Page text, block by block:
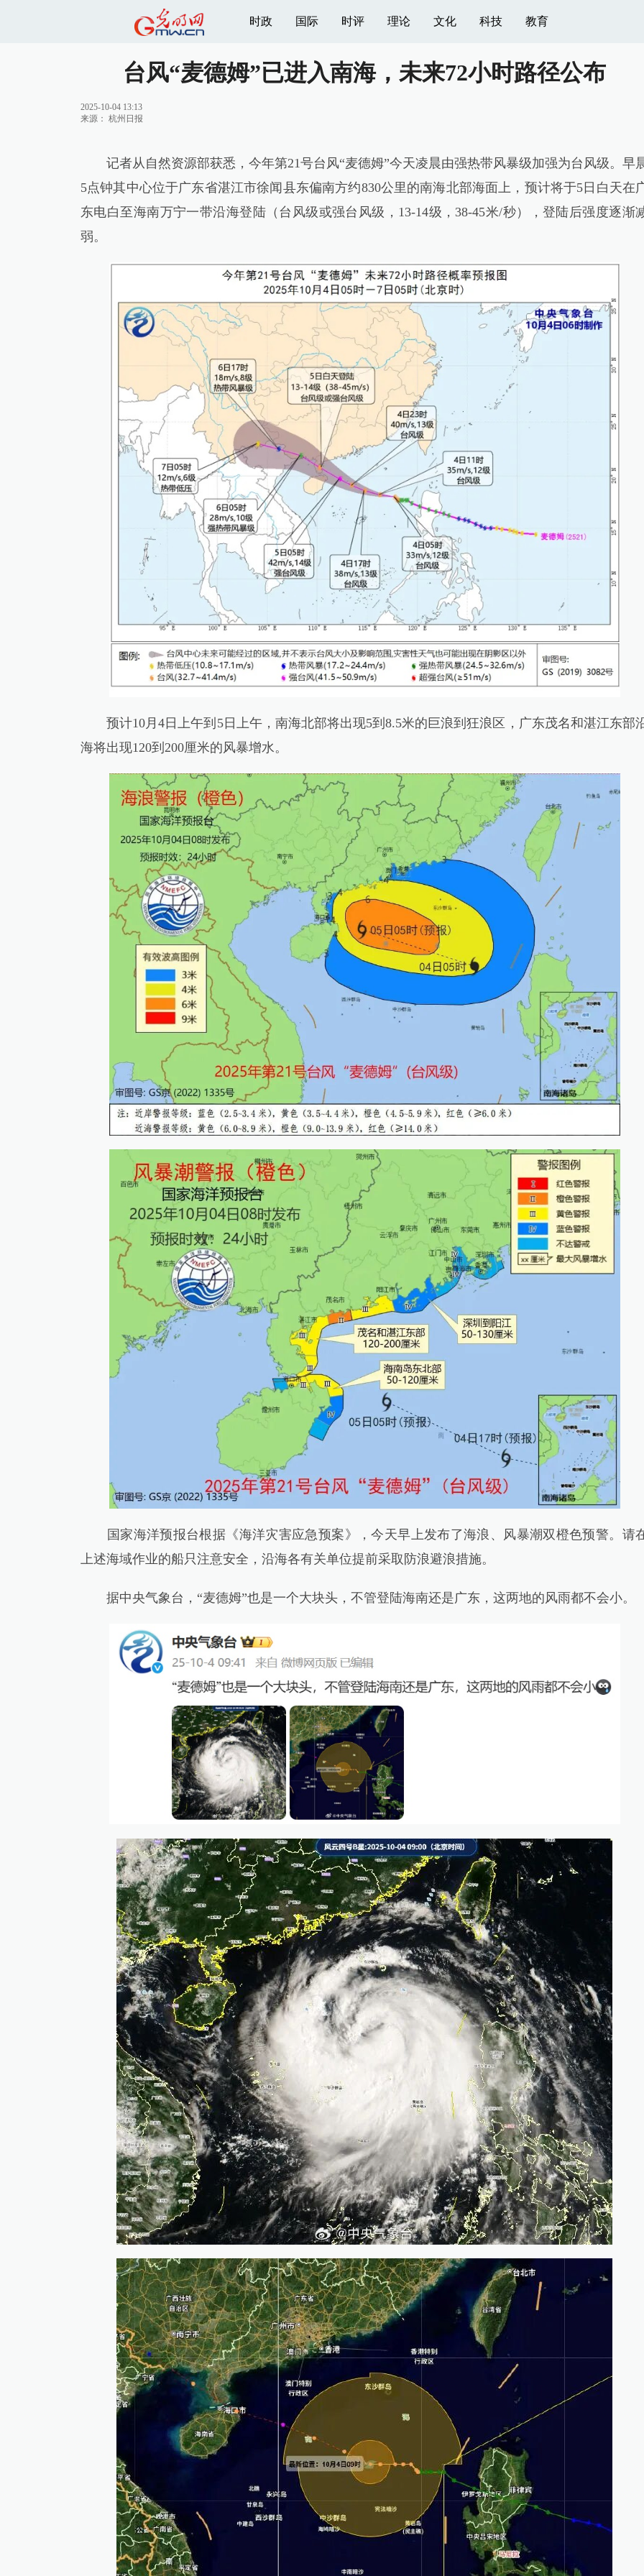
时政 国际 时评 理论 文化 科技 教育
台风“麦德姆”已进入南海，未来72小时路径公布
2025-10-04 13:13
来源： 杭州日报
记者从自然资源部获悉，今年第21号台风“麦德姆”今天凌晨由强热带风暴级加强为台风级。早
5点钟其中心位于广东省湛江市徐闻县东偏南方约830公里的南海北部海面上，预计将于5日白天在
东电白至海南万宁一带沿海登陆（台风级或强台风级，13-14级，38-45米/秒），登陆后强度逐渐
弱。
预计10月4日上午到5日上午，南海北部将出现5到8.5米的巨浪到狂浪区，广东茂名和湛江东部
海将出现120到200厘米的风暴增水。
国家海洋预报台根据《海洋灾害应急预案》，今天早上发布了海浪、风暴潮双橙色预警。请
上述海域作业的船只注意安全，沿海各有关单位提前采取防浪避浪措施。
据中央气象台，“麦德姆”也是一个大块头，不管登陆海南还是广东，这两地的风雨都不会小。